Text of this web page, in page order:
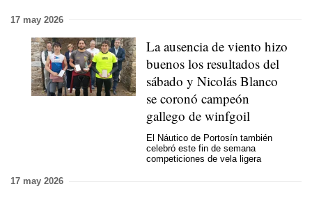
17 may 2026
La ausencia de viento hizo
buenos los resultados del
sábado y Nicolás Blanco
se coronó campeón
gallego de winfgoil
El Náutico de Portosín también
celebró este fin de semana
competiciones de vela ligera
17 may 2026